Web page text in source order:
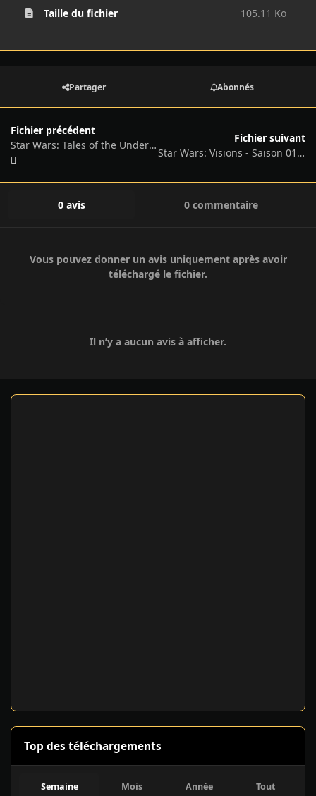
Taille du fichier 105.11 Ko
Partager Abonnés
Fichier précédent
Star Wars: Tales of the Underworld - Saison 1 - 2025
Fichier suivant
Star Wars: Visions - Saison 01, 02 et 03 - 2021/2025
0 avis 0 commentaire
Vous pouvez donner un avis uniquement après avoir
téléchargé le fichier.
Il n’y a aucun avis à afficher.
Top des téléchargements
Semaine Mois Année Tout